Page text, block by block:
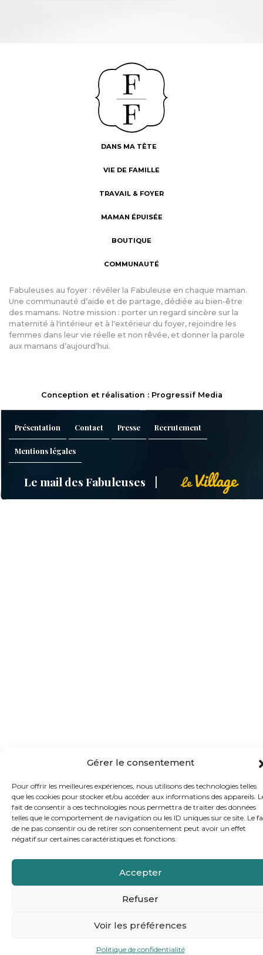
Gérer le consentement
Pour offrir les meilleures expériences, nous utilisons des technologies telles
que les cookies pour stocker et/ou accéder aux informations des appareils.
fait de consentir à ces technologies nous permettra de traiter des données
telles que le comportement de navigation ou les ID uniques sur ce site. Le
de ne pas consentir ou de retirer son consentement peut avoir un effet
négatif sur certaines caractéristiques et fonctions.
Accepter
Refuser
Voir les préférences
Politique de confidentialité
DANS MA TÊTE
VIE DE FAMILLE
TRAVAIL & FOYER
MAMAN ÉPUISÉE
BOUTIQUE
COMMUNAUTÉ
Fabuleuses au foyer : révéler la Fabuleuse en chaque maman.
Une communauté d’aide et de partage, dédiée au bien-être
des mamans. Notre mission : porter un regard sincère sur la
maternité à l'intérieur et à l'extérieur du foyer, rejoindre les
femmes dans leur vie réelle et non rêvée, et donner la parole
aux mamans d’aujourd’hui.
Conception et réalisation : Progressif Media
Présentation Contact Presse Recrutement
Mentions légales
Le mail des Fabuleuses